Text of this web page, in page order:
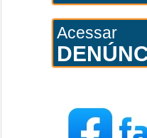
Acessar